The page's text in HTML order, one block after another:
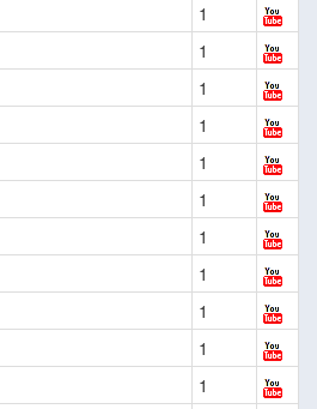
1
1
1
1
1
1
1
1
1
1
1